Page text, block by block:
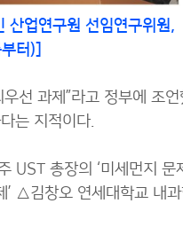
산업연구원 선임연구위원,
터)]
선 과제”라고 정부에 조언
는 지적이다.
총장의 ‘미세먼지 문
△김창오 연세대학교 내과